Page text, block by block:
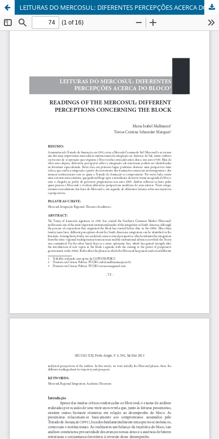
LEITURAS DO MERCOSUL: DIFERENTES PERCEPÇÕES ACERCA DO BLOCO